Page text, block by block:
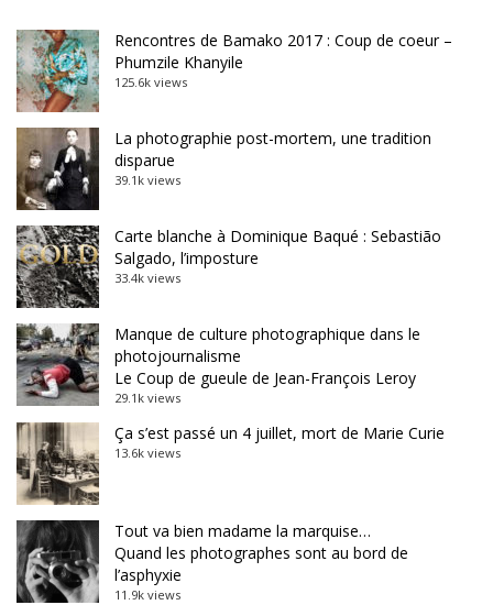
Rencontres de Bamako 2017 : Coup de coeur –
Phumzile Khanyile
125.6k views
La photographie post-mortem, une tradition
disparue
39.1k views
Carte blanche à Dominique Baqué : Sebastião
Salgado, l’imposture
33.4k views
Manque de culture photographique dans le
photojournalisme
Le Coup de gueule de Jean-François Leroy
29.1k views
Ça s’est passé un 4 juillet, mort de Marie Curie
13.6k views
Tout va bien madame la marquise…
Quand les photographes sont au bord de
l’asphyxie
11.9k views